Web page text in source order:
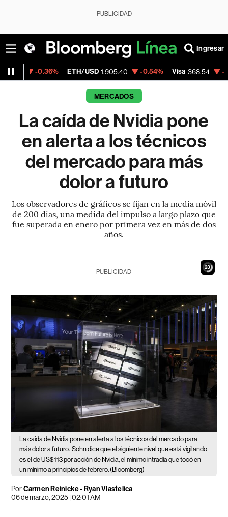
PUBLICIDAD
Ingresar
ETH/USD 1,905.40 -0.54% Visa 368.54 -0.28%
MERCADOS
La caída de Nvidia pone
en alerta a los técnicos
del mercado para más
dolor a futuro
Los observadores de gráficos se fijan en la media móvil
de 200 días, una medida del impulso a largo plazo que
fue superada en enero por primera vez en más de dos
años.
21
PUBLICIDAD
La caída de Nvidia pone en alerta a los técnicos del mercado para
más dolor a futuro. Sohn dice que el siguiente nivel que está vigilando
es el de US$113 por acción de Nvidia, el mínimo intradía que tocó en
un mínimo a principios de febrero. (Bloomberg)
PorCarmen Reinicke - Ryan Vlastelica
06 de marzo, 2025 | 02:01 AM